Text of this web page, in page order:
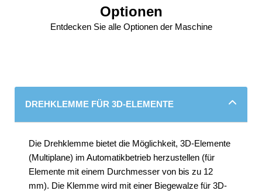
Optionen
Entdecken Sie alle Optionen der Maschine
DREHKLEMME FÜR 3D-ELEMENTE
Die Drehklemme bietet die Möglichkeit, 3D-Elemente
(Multiplane) im Automatikbetrieb herzustellen (für
Elemente mit einem Durchmesser von bis zu 12
mm). Die Klemme wird mit einer Biegewalze für 3D-